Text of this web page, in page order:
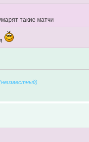
такие матчи